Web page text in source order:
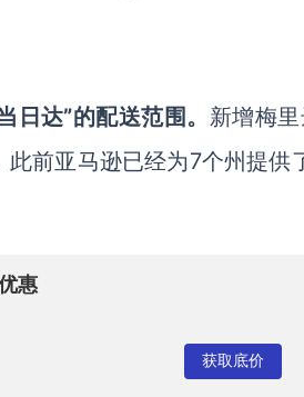
达”的配送范围。 新增梅
前亚马逊已经为7个州提供
惠
获取底价